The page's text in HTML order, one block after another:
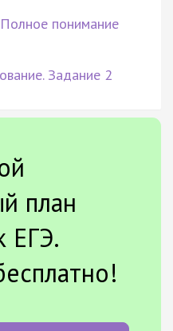
понимание
Задание 2
план
ЕГЭ.